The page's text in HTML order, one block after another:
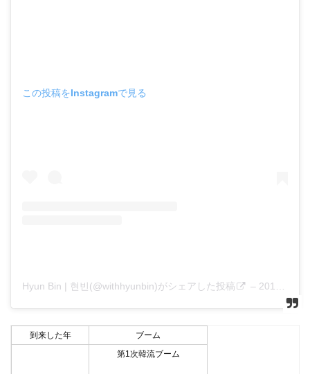
この投稿をInstagramで見る
Hyun Bin | 현빈(@withhyunbin)がシェアした投稿 – 2019年12月月7日午後11時02分PST
到来した年 ブーム
第1次韓流ブーム